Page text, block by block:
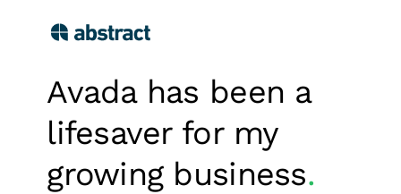
Avada has been a
lifesaver for my
growing business.